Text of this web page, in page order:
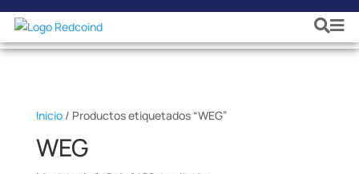
Inicio/ Productos etiquetados “WEG”
WEG